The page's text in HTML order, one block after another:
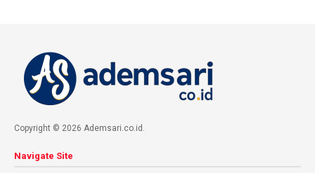
Copyright © 2026 Ademsari.co.id.
Navigate Site